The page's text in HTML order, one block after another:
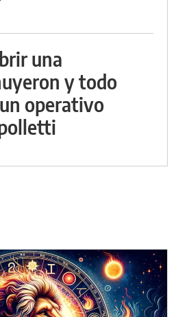
una
y todo
operativo